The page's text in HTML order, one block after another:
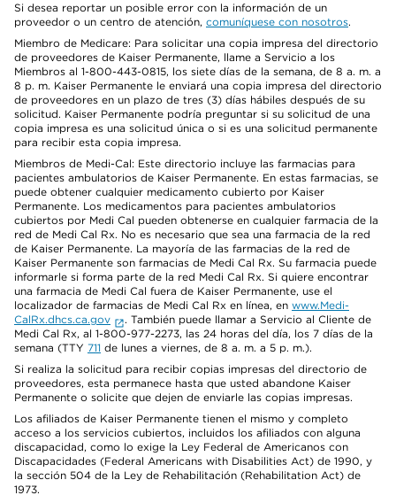
Si desea reportar un posible error con la información de un
proveedor o un centro de atención, comuníquese con nosotros.
Miembro de Medicare: Para solicitar una copia impresa del directorio
de proveedores de Kaiser Permanente, llame a Servicio a los
Miembros al 1-800-443-0815, los siete días de la semana, de 8 a. m. a
8 p. m. Kaiser Permanente le enviará una copia impresa del directorio
de proveedores en un plazo de tres (3) días hábiles después de su
solicitud. Kaiser Permanente podría preguntar si su solicitud de una
copia impresa es una solicitud única o si es una solicitud permanente
para recibir esta copia impresa.
Miembros de Medi-Cal: Este directorio incluye las farmacias para
pacientes ambulatorios de Kaiser Permanente. En estas farmacias, se
puede obtener cualquier medicamento cubierto por Kaiser
Permanente. Los medicamentos para pacientes ambulatorios
cubiertos por Medi Cal pueden obtenerse en cualquier farmacia de la
red de Medi Cal Rx. No es necesario que sea una farmacia de la red
de Kaiser Permanente. La mayoría de las farmacias de la red de
Kaiser Permanente son farmacias de Medi Cal Rx. Su farmacia puede
informarle si forma parte de la red Medi Cal Rx. Si quiere encontrar
una farmacia de Medi Cal fuera de Kaiser Permanente, use el
localizador de farmacias de Medi Cal Rx en línea, en www.Medi-
CalRx.dhcs.ca.gov
. También puede llamar a Servicio al Cliente de
Medi Cal Rx, al 1-800-977-2273, las 24 horas del día, los 7 días de la
semana (TTY 711 de lunes a viernes, de 8 a. m. a 5 p. m.).
Si realiza la solicitud para recibir copias impresas del directorio de
proveedores, esta permanece hasta que usted abandone Kaiser
Permanente o solicite que dejen de enviarle las copias impresas.
Los afiliados de Kaiser Permanente tienen el mismo y completo
acceso a los servicios cubiertos, incluidos los afiliados con alguna
discapacidad, como lo exige la Ley Federal de Americanos con
Discapacidades (Federal Americans with Disabilities Act) de 1990, y
la sección 504 de la Ley de Rehabilitación (Rehabilitation Act) de
1973.